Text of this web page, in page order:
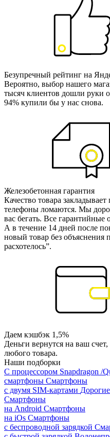
Безупречный рейтинг на
Вероятно, выбор нашего
тысяч клиентов дошли руки
94% купили бы у нас снова.
Железобетонная гарантия
Качество товара
телефоны ломаются. Мы
вас бегать. Все гарантийные
А в течение 14 дней после
новый товар без объяснения
расхотелось”.
Даем кэшбэк 1,5%
Деньги вернутся на ваш
любого товара.
Наши подборки
С процессором Snapdragon /
смартфоны Смартфоны
с двумя SIM-картами
Смартфоны
на Android Смартфоны
на iOs Смартфоны
с беспроводной зарядкой